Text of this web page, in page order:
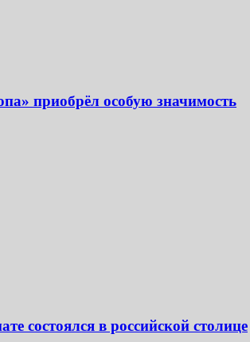
приобрёл особую значимость
состоялся в российской столице